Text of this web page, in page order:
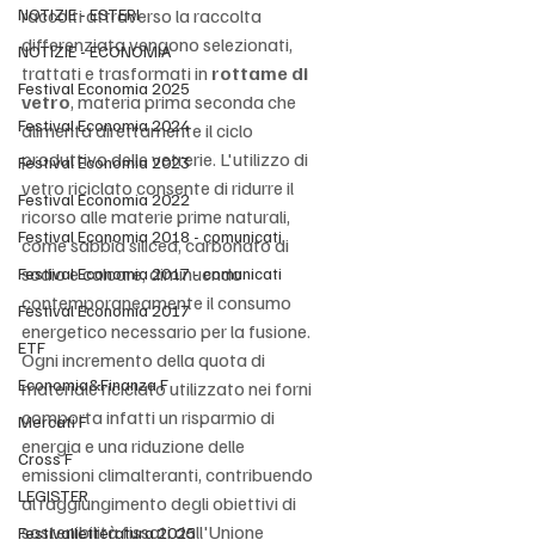
NOTIZIE - ESTERI
NOTIZIE - ECONOMIA
Festival Economia 2025
Festival Economia 2024
Festival Economia 2023
Festival Economia 2022
Festival Economia 2018 - comunicati
Festival Economia 2017 - comunicati
Festival Economia 2017
ETF
Economia&Finanza F
Mercati F
Cross F
LEGISTER
Festivalletteratura 2025
raccolti attraverso la raccolta
differenziata vengono selezionati,
trattati e trasformati in rottame di
vetro, materia prima seconda che
alimenta direttamente il ciclo
produttivo delle vetrerie. L'utilizzo di
vetro riciclato consente di ridurre il
ricorso alle materie prime naturali,
come sabbia silicea, carbonato di
sodio e calcare, diminuendo
contemporaneamente il consumo
energetico necessario per la fusione.
Ogni incremento della quota di
materiale riciclato utilizzato nei forni
comporta infatti un risparmio di
energia e una riduzione delle
emissioni climalteranti, contribuendo
al raggiungimento degli obiettivi di
sostenibilità fissati dall'Unione